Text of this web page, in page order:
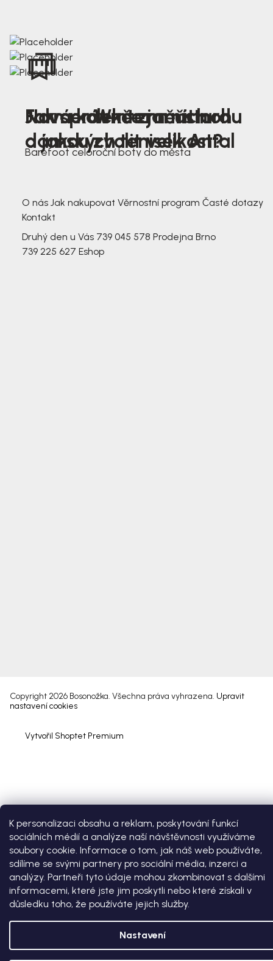
K personalizaci obsahu a reklam, poskytování funkcí
sociálních médií a analýze naší návštěvnosti využíváme
soubory cookie. Informace o tom, jak náš web používáte,
sdílíme se svými partnery pro sociální média, inzerci a
analýzy. Partneři tyto údaje mohou zkombinovat s dalšími
informacemi, které jste jim poskytli nebo které získali v
důsledku toho, že používáte jejich služby.
Nastavení
Nová kolekce jarních
dámských tenisek Antal
Jak správně změřit nohu
a jakou zvolit velikost?
Farmer Winter mustard
Barefoot celoroční boty do města
O nás Jak nakupovat Věrnostní program Časté dotazy
Kontakt
Druhý den u Vás 739 045 578 Prodejna Brno
739 225 627 Eshop
Vytvořil Shoptet Premium
Copyright 2026 Bosonožka. Všechna práva vyhrazena. Upravit
nastavení cookies